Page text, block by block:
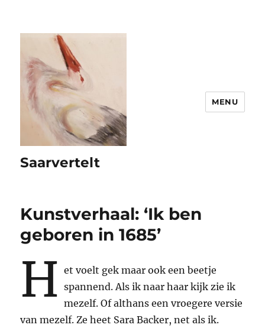
Saarvertelt
MENU
Kunstverhaal: ‘Ik ben
geboren in 1685’
H et voelt gek maar ook een beetje
spannend. Als ik naar haar kijk zie ik
mezelf. Of althans een vroegere versie
van mezelf. Ze heet Sara Backer, net als ik.